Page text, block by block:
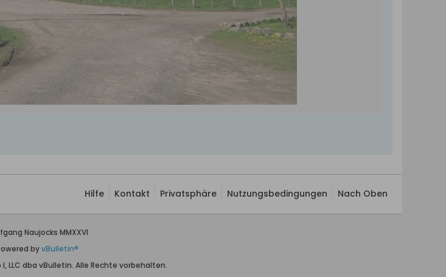
Hilfe Kontakt Privatsphäre Nutzungsbedingungen Nach Oben
Naujocks MMXXVI
byvBulletin®
LLC dba vBulletin. Alle Rechte vorbehalten.